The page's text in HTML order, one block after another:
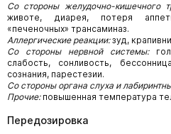
Со стороны желудочно-кишечного
животе, диарея, потеря
«печеночных» трансаминаз.
Аллергические реакции:зуд,
Со стороны нервной системы:
слабость, сонливость,
сознания, парестезии.
Со стороны органа слуха и
Прочие:повышенная температура
Передозировка